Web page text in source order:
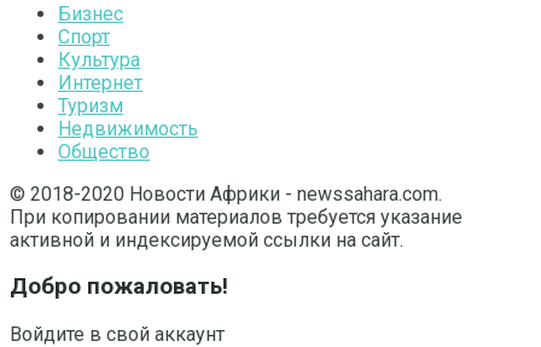
Бизнес
Спорт
Культура
Интернет
Туризм
Недвижимость
Общество
© 2018-2020 Новости Африки - newssahara.com.
При копировании материалов требуется указание
активной и индексируемой ссылки на сайт.
Добро пожаловать!
Войдите в свой аккаунт